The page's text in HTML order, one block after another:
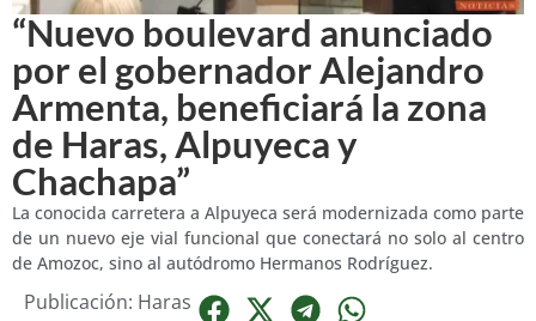
“Nuevo boulevard anunciado
por el gobernador Alejandro
Armenta, beneficiará la zona
de Haras, Alpuyeca y
Chachapa”
La conocida carretera a Alpuyeca será modernizada como parte
de un nuevo eje vial funcional que conectará no solo al centro
de Amozoc, sino al autódromo Hermanos Rodríguez.
Publicación: Haras